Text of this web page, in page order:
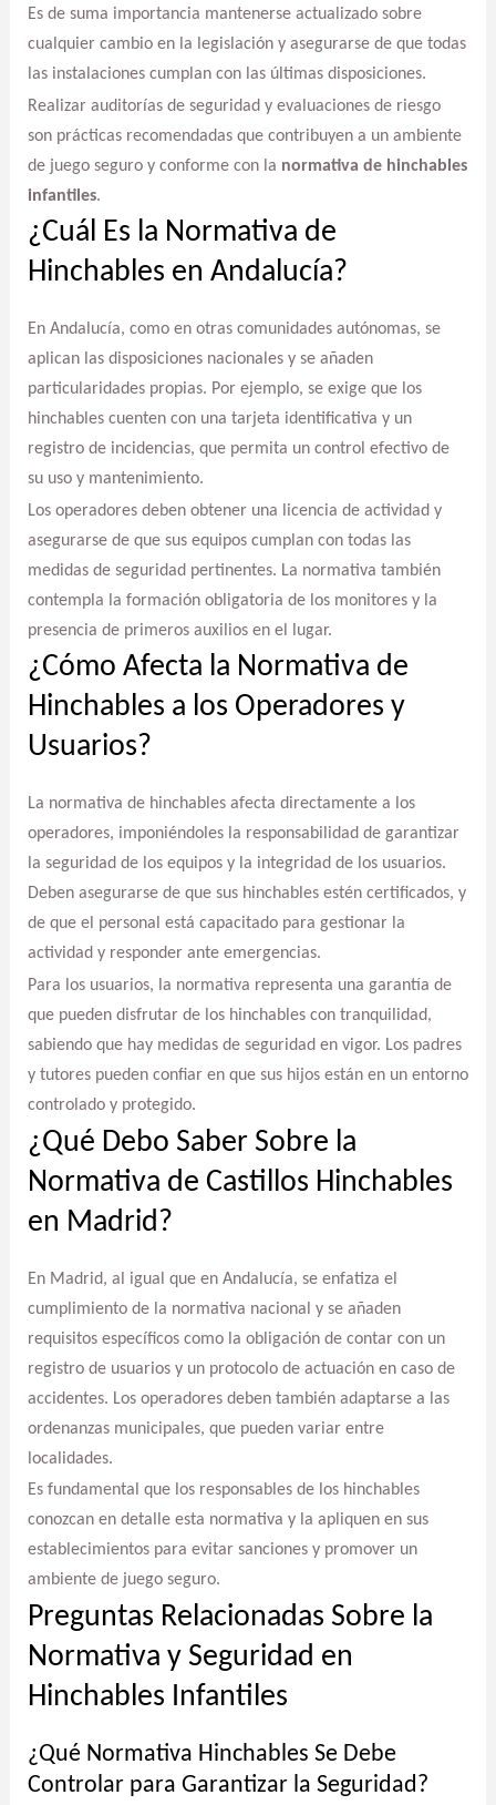
Es de suma importancia mantenerse actualizado sobre
cualquier cambio en la legislación y asegurarse de que todas
las instalaciones cumplan con las últimas disposiciones.
Realizar auditorías de seguridad y evaluaciones de riesgo
son prácticas recomendadas que contribuyen a un ambiente
de juego seguro y conforme con la normativa de hinchables
infantiles.
¿Cuál Es la Normativa de
Hinchables en Andalucía?
En Andalucía, como en otras comunidades autónomas, se
aplican las disposiciones nacionales y se añaden
particularidades propias. Por ejemplo, se exige que los
hinchables cuenten con una tarjeta identificativa y un
registro de incidencias, que permita un control efectivo de
su uso y mantenimiento.
Los operadores deben obtener una licencia de actividad y
asegurarse de que sus equipos cumplan con todas las
medidas de seguridad pertinentes. La normativa también
contempla la formación obligatoria de los monitores y la
presencia de primeros auxilios en el lugar.
¿Cómo Afecta la Normativa de
Hinchables a los Operadores y
Usuarios?
La normativa de hinchables afecta directamente a los
operadores, imponiéndoles la responsabilidad de garantizar
la seguridad de los equipos y la integridad de los usuarios.
Deben asegurarse de que sus hinchables estén certificados, y
de que el personal está capacitado para gestionar la
actividad y responder ante emergencias.
Para los usuarios, la normativa representa una garantía de
que pueden disfrutar de los hinchables con tranquilidad,
sabiendo que hay medidas de seguridad en vigor. Los padres
y tutores pueden confiar en que sus hijos están en un entorno
controlado y protegido.
¿Qué Debo Saber Sobre la
Normativa de Castillos Hinchables
en Madrid?
En Madrid, al igual que en Andalucía, se enfatiza el
cumplimiento de la normativa nacional y se añaden
requisitos específicos como la obligación de contar con un
registro de usuarios y un protocolo de actuación en caso de
accidentes. Los operadores deben también adaptarse a las
ordenanzas municipales, que pueden variar entre
localidades.
Es fundamental que los responsables de los hinchables
conozcan en detalle esta normativa y la apliquen en sus
establecimientos para evitar sanciones y promover un
ambiente de juego seguro.
Preguntas Relacionadas Sobre la
Normativa y Seguridad en
Hinchables Infantiles
¿Qué Normativa Hinchables Se Debe
Controlar para Garantizar la Seguridad?